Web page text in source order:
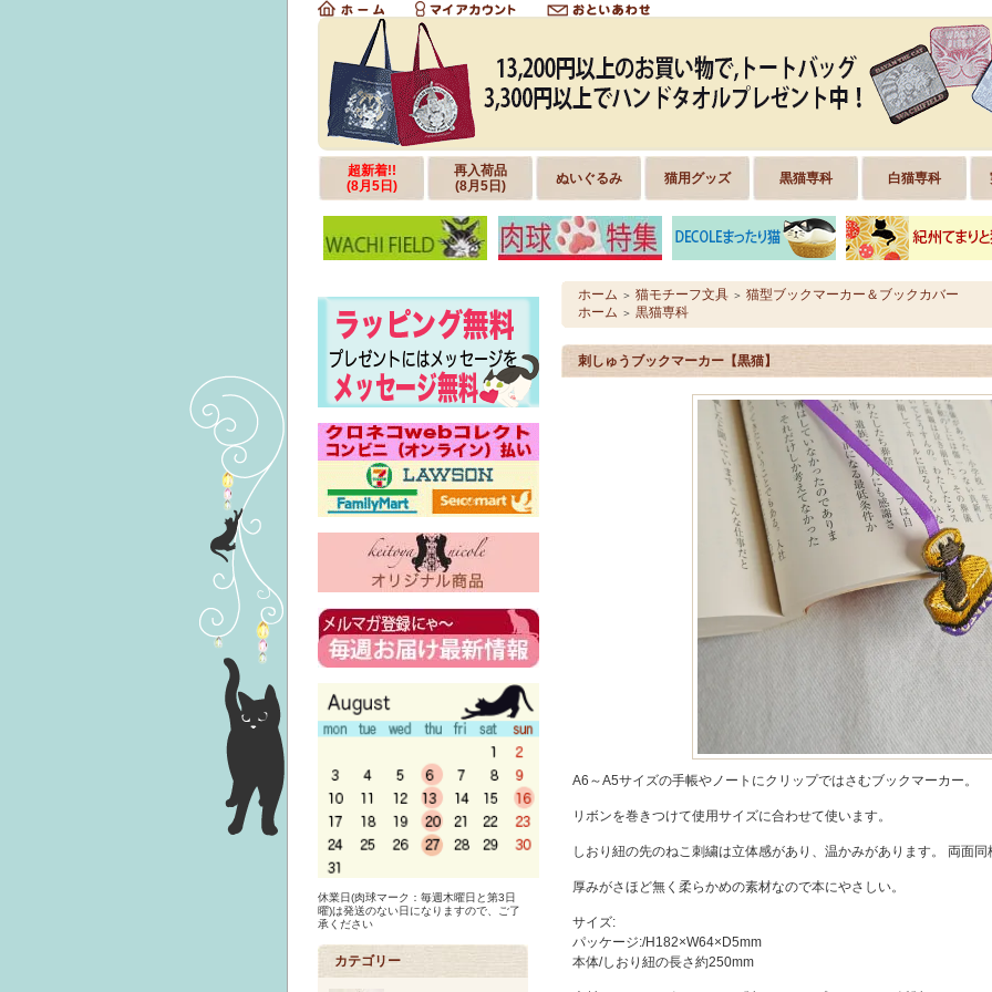
超新着!!
(8月5日)
再入荷品
(8月5日)
ぬいぐるみ 猫用グッズ 黒猫専科 白猫専科
休業日(肉球マーク：毎週木曜日と第3日
曜)は発送のない日になりますので、ご了
承ください
カテゴリー
ホーム ＞ 猫モチーフ文具 ＞ 猫型ブックマーカー＆ブックカバー
ホーム ＞ 黒猫専科
刺しゅうブックマーカー【黒猫】
A6～A5サイズの手帳やノートにクリップではさむブックマーカー。
リボンを巻きつけて使用サイズに合わせて使います。
しおり紐の先のねこ刺繍は立体感があり、温かみがあります。 両面同
厚みがさほど無く柔らかめの素材なので本にやさしい。
サイズ:
パッケージ:/H182×W64×D5mm
本体/しおり紐の長さ約250mm